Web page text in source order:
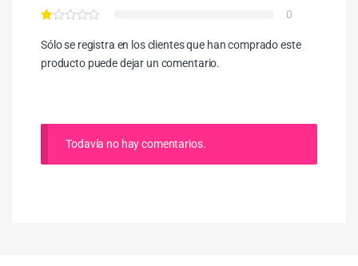
0
Sólo se registra en los clientes que han comprado este
producto puede dejar un comentario.
Todavía no hay comentarios.